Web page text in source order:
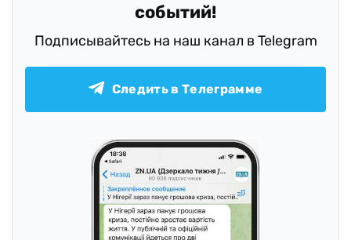
событий!
Подписывайтесь на наш канал в Telegram
Следить в Телеграмме